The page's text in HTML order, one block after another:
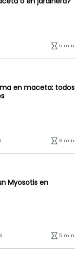
5 min.
en maceta: todos
6 min.
Myosotis en
5 min.